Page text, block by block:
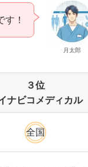
月太郎
！
３位
ナビコメディカル
全国